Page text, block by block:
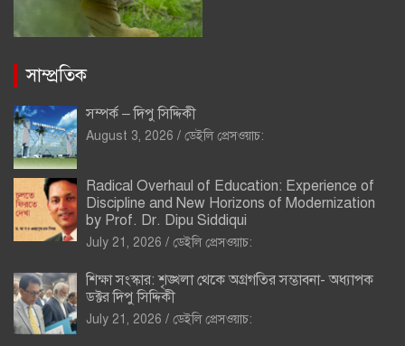
সাম্প্রতিক
সম্পর্ক – দিপু সিদ্দিকী
August 3, 2026 ডেইলি প্রেসওয়াচ:
Radical Overhaul of Education: Experience of
Discipline and New Horizons of Modernization
by Prof. Dr. Dipu Siddiqui
July 21, 2026 ডেইলি প্রেসওয়াচ:
শিক্ষা সংস্কার: শৃঙ্খলা থেকে অগ্রগতির সম্ভাবনা- অধ্যাপক
ডক্টর দিপু সিদ্দিকী
July 21, 2026 ডেইলি প্রেসওয়াচ: